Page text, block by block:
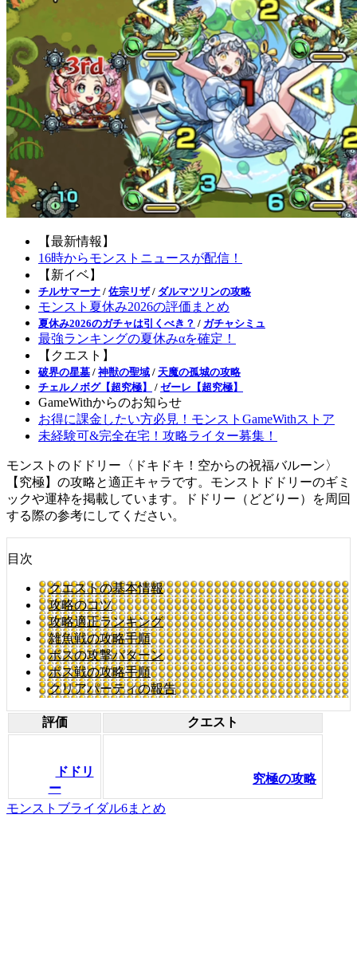
【最新情報】
16時からモンストニュースが配信！
【新イベ】
チルサマーナ / 佐宗リザ/ ダルマツリンの攻略
モンスト夏休み2026の評価まとめ
夏休み2026のガチャは引くべき？ / ガチャシミュ
最強ランキングの夏休みαを確定！
【クエスト】
破界の星墓 / 神獣の聖域 / 天魔の孤城の攻略
チェルノボグ【超究極】
/ ゼーレ【超究極】
GameWithからのお知らせ
お得に課金したい方必見！モンストGameWithストア
未経験可&完全在宅！攻略ライター募集！
モンストのドドリー〈ドキドキ！空からの祝福バルーン〉
【究極】の攻略と適正キャラです。モンストドドリーのギミ
ックや運枠を掲載しています。ドドリー（どどりー）を周回
する際の参考にしてください。
目次
クエストの基本情報
攻略のコツ
攻略適正ランキング
雑魚戦の攻略手順
ボスの攻撃パターン
ボス戦の攻略手順
クリアパーティの報告
評価 クエスト
ドドリ
ー
究極の攻略
モンストブライダル6まとめ